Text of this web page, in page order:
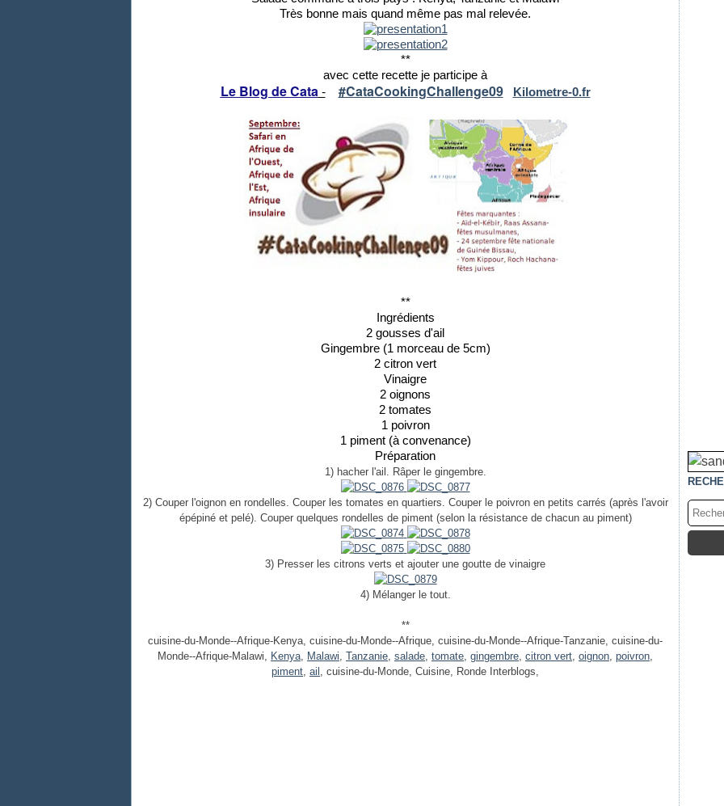
Très bonne mais quand même pas mal relevée.
**
avec cette recette je participe à
Le Blog de Cata- #CataCookingChallenge09 Kilometre-0.fr
**
Ingrédients
2 gousses d'ail
Gingembre (1 morceau de 5cm)
2 citron vert
Vinaigre
2 oignons
2 tomates
1 poivron
1 piment (à convenance)
Préparation
1) hacher l'ail. Râper le gingembre.
2) Couper l'oignon en rondelles. Couper les tomates en quartiers. Couper le poivron en petits carrés (après l'avoir
épépiné et pelé). Couper quelques rondelles de piment (selon la résistance de chacun au piment)
3) Presser les citrons verts et ajouter une goutte de vinaigre
4) Mélanger le tout.
**
cuisine-du-Monde--Afrique-Kenya, cuisine-du-Monde--Afrique, cuisine-du-Monde--Afrique-Tanzanie, cuisine-du-
Monde--Afrique-Malawi, Kenya, Malawi, Tanzanie, salade, tomate, gingembre, citron vert, oignon, poivron,
piment, ail , cuisine-du-Monde, Cuisine, Ronde Interblogs,